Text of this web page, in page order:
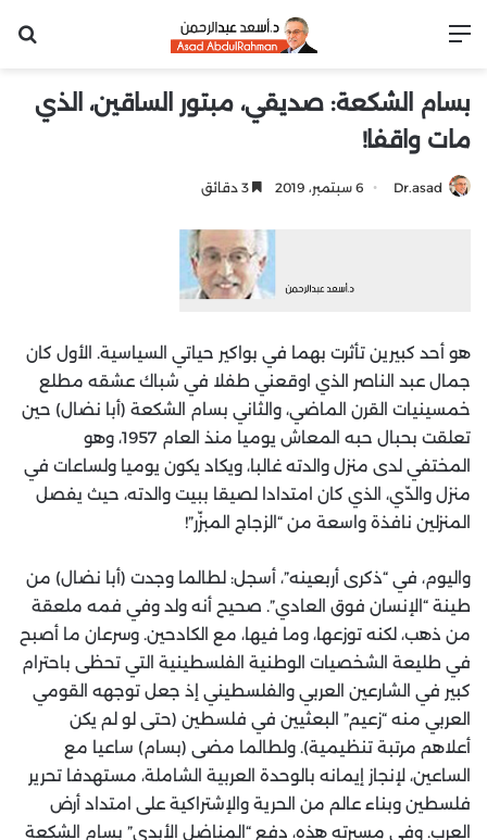
بسام الشكعة: صديقي، مبتور الساقين، الذي
مات واقفا!
Dr.asad 6 سبتمبر، 2019
هو أحد كبيرين تأثرت بهما في بواكير حياتي السياسية. الأول كان
جمال عبد الناصر الذي اوقعني طفلا في شباك عشقه مطلع
خمسينيات القرن الماضي، والثاني بسام الشكعة (أبا نضال) حين
تعلقت بحبال حبه المعاش يوميا منذ العام 1957، وهو
المختفي لدى منزل والدته غالبا، ويكاد يكون يوميا ولساعات في
منزل والدّي، الذي كان امتدادا لصيقا ببيت والدته، حيث يفصل
المنزلين نافذة واسعة من “الزجاج المبزّر”!
واليوم، في “ذكرى أربعينه”، أسجل: لطالما وجدت (أبا نضال) من
طينة “الإنسان فوق العادي”. صحيح أنه ولد وفي فمه ملعقة
من ذهب، لكنه توزعها، وما فيها، مع الكادحين. وسرعان ما أصبح
في طليعة الشخصيات الوطنية الفلسطينية التي تحظى باحترام
كبير في الشارعين العربي والفلسطيني إذ جعل توجهه القومي
العربي منه “زعيم” البعثيين في فلسطين (حتى لو لم يكن
أعلاهم مرتبة تنظيمية). ولطالما مضى (بسام) ساعيا مع
الساعين، لإنجاز إيمانه بالوحدة العربية الشاملة، مستهدفا تحرير
فلسطين وبناء عالم من الحرية والإشتراكية على امتداد أرض
العرب. وفي مسيرته هذه، دفع “المناضل الأبدي” بسام الشكعة